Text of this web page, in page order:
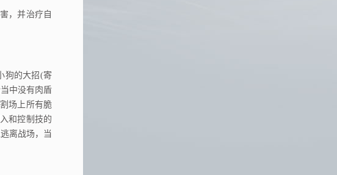
，并治疗自
狗的大招(寄
中没有肉盾
场上所有脆
和控制技的
离战场，当